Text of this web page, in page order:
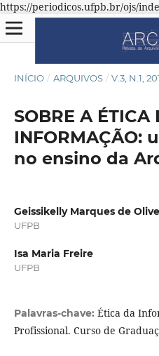
https://periodicos.ufpb.br/ojs/
INÍCIO / ARQUIVOS / V.3, N.1,
SOBRE A ÉTICA
INFORMAÇÃO:
no ensino da
Geissikelly Marques de
UFPB
Isa Maria Freire
UFPB
Palavras-chave: Ética da
Profissional. Curso de